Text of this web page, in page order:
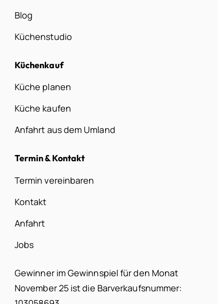
Blog
Küchenstudio
Küchenkauf
Küche planen
Küche kaufen
Anfahrt aus dem Umland
Termin & Kontakt
Termin vereinbaren
Kontakt
Anfahrt
Jobs
Gewinner im Gewinnspiel für den Monat
November 25 ist die Barverkaufsnummer: